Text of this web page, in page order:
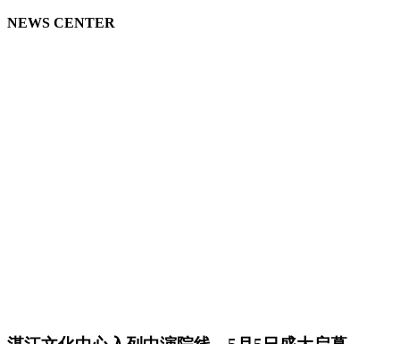
NEWS CENTER